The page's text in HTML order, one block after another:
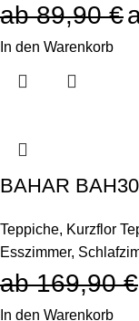
89,90€
In den Warenkorb
BAHAR
Teppiche, Kurzflor
Esszimmer,
169,90€
In den Warenkorb